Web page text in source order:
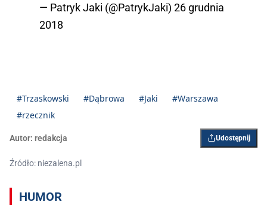
— Patryk Jaki (@PatrykJaki) 26 grudnia
2018
#Trzaskowski #Dąbrowa #Jaki
#Warszawa
#rzecznik
Autor: redakcja Udostępnij
Źródło: niezalena.pl
HUMOR